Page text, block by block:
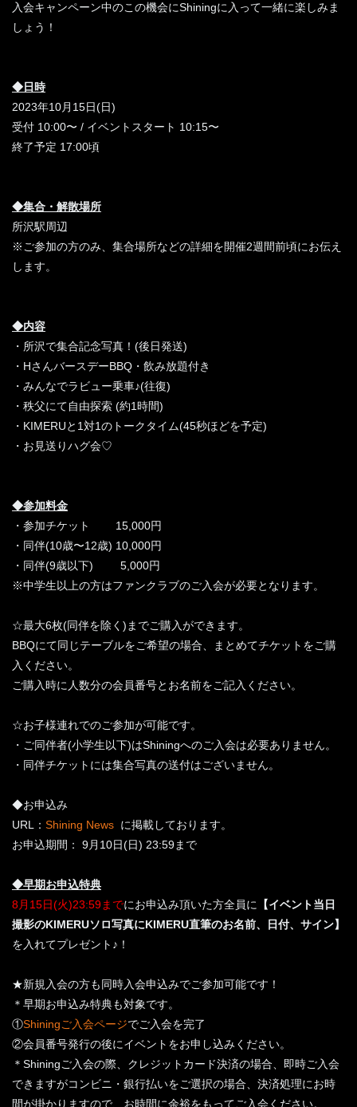
入会キャンペーン中のこの機会にShiningに入って一緒に楽しみま
しょう！
◆日時
2023年10月15日(日)
受付 10:00〜 / イベントスタート 10:15〜
終了予定 17:00頃
◆集合・解散場所
所沢駅周辺
※ご参加の方のみ、集合場所などの詳細を開催2週間前頃にお伝え
します。
◆内容
・所沢で集合記念写真！(後日発送)
・HさんバースデーBBQ・飲み放題付き
・みんなでラビュー乗車♪(往復)
・秩父にて自由探索 (約1時間)
・KIMERUと1対1のトークタイム(45秒ほどを予定)
・お見送りハグ会♡
◆参加料金
・参加チケット 15,000円
・同伴(10歳〜12歳) 10,000円
・同伴(9歳以下) 5,000円
※中学生以上の方はファンクラブのご入会が必要となります。
☆最大6枚(同伴を除く)までご購入ができます。
BBQにて同じテーブルをご希望の場合、まとめてチケットをご購
入ください。
ご購入時に人数分の会員番号とお名前をご記入ください。
☆お子様連れでのご参加が可能です。
・ご同伴者(小学生以下)はShiningへのご入会は必要ありません。
・同伴チケットには集合写真の送付はございません。
◆お申込み
URL： Shining News に掲載しております。
お申込期間： 9月10日(日) 23:59まで
◆早期お申込特典
8月15日(火)23:59までにお申込み頂いた方全員に
【イベント当日
撮影のKIMERUソロ写真にKIMERU直筆のお名前、日付、サイン】
を入れてプレゼント♪！
★新規入会の方も同時入会申込みでご参加可能です！
＊早期お申込み特典も対象です。
①Shiningご入会ページでご入会を完了
②会員番号発行の後にイベントをお申し込みください。
＊Shiningご入会の際、クレジットカード決済の場合、即時ご入会
できますがコンビニ・銀行払いをご選択の場合、決済処理にお時
間が掛かりますので、お時間に余裕をもってご入会ください。